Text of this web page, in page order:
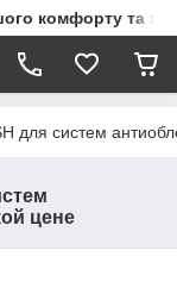
комфорту та
для систем
цене